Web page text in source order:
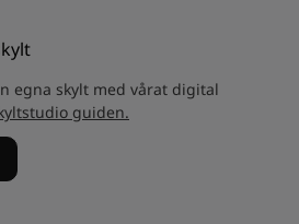
egna skylt med vårat digital
guiden.